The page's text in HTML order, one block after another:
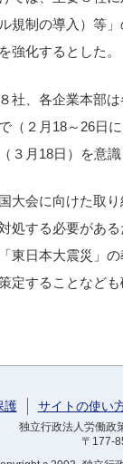
規制の導入）等
強化するとした。
社、各企業本部
（２月18～26日
３月18日）を意
大会に向けた取
処する必要があ
東日本大震災」
定することなど
護 サイトの使い
独立行政法人労働
〒177-